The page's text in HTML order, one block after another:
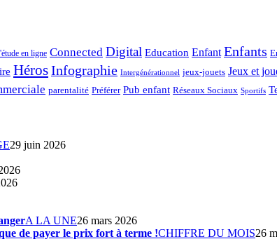
en ligne Connected Digital Education Enfant Enfants
HérosInfographie Intergénérationnel jeux-jouets Jeux et
parentalité Préférer Pub enfant Réseaux Sociaux Sportifs
29 juin 2026
A LA UNE26 mars 2026
de payer le prix fort à terme !CHIFFRE DU MOIS26